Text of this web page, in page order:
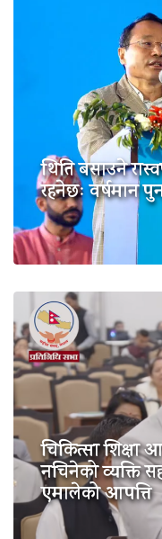
थिति बसाउने
रहनेछः वर्षमान
चिकित्सा
नचिनेको व्यक्ति
एमालेको आपत्ति